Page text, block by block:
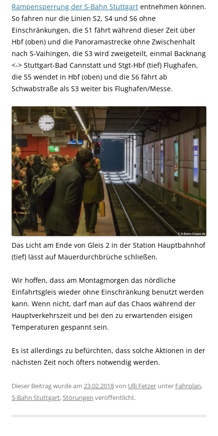
Rampensperrung der S-Bahn Stuttgart entnehmen können.
So fahren nur die Linien S2, S4 und S6 ohne
Einschränkungen, die S1 fährt während dieser Zeit über
Hbf (oben) und die Panoramastrecke ohne Zwischenhalt
nach S-Vaihingen, die S3 wird zweigeteilt, einmal Backnang
<-> Stuttgart-Bad Cannstatt und Stgt-Hbf (tief) Flughafen,
die S5 wendet in Hbf (oben) und die S6 fährt ab
Schwabstraße als S3 weiter bis Flughafen/Messe.
Das Licht am Ende von Gleis 2 in der Station Hauptbahnhof
(tief) lässt auf Mauerdurchbrüche schließen.
Wir hoffen, dass am Montagmorgen das nördliche
Einfahrtsgleis wieder ohne Einschränkung benutzt werden
kann. Wenn nicht, darf man auf das Chaos während der
Hauptverkehrszeit und bei den zu erwartenden eisigen
Temperaturen gespannt sein.
Es ist allerdings zu befürchten, dass solche Aktionen in der
nächsten Zeit noch öfters notwendig werden.
Dieser Beitrag wurde am 23.02.2018von Ulli Fetzer unter Fahrplan,
S-Bahn Stuttgart,Störungen veröffentlicht.